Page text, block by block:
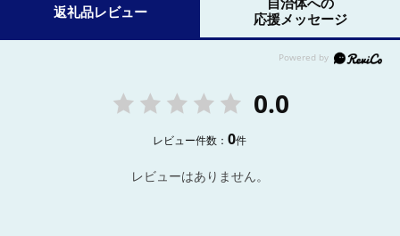
返礼品レビュー
自治体への
応援メッセージ
0.0
レビュー件数：0件
レビューはありません。